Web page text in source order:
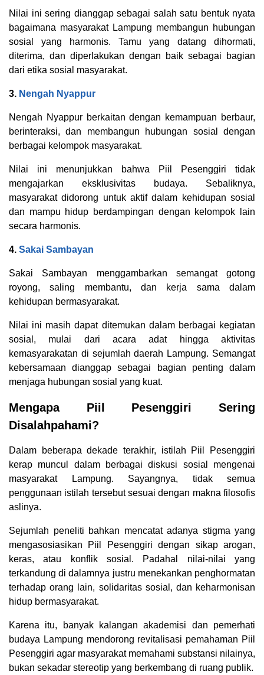
Nilai ini sering dianggap sebagai salah satu bentuk nyata
bagaimana masyarakat Lampung membangun hubungan
sosial yang harmonis. Tamu yang datang dihormati,
diterima, dan diperlakukan dengan baik sebagai bagian
dari etika sosial masyarakat.
3. Nengah Nyappur
Nengah Nyappur berkaitan dengan kemampuan berbaur,
berinteraksi, dan membangun hubungan sosial dengan
berbagai kelompok masyarakat.
Nilai ini menunjukkan bahwa Piil Pesenggiri tidak
mengajarkan eksklusivitas budaya. Sebaliknya,
masyarakat didorong untuk aktif dalam kehidupan sosial
dan mampu hidup berdampingan dengan kelompok lain
secara harmonis.
4. Sakai Sambayan
Sakai Sambayan menggambarkan semangat gotong
royong, saling membantu, dan kerja sama dalam
kehidupan bermasyarakat.
Nilai ini masih dapat ditemukan dalam berbagai kegiatan
sosial, mulai dari acara adat hingga aktivitas
kemasyarakatan di sejumlah daerah Lampung. Semangat
kebersamaan dianggap sebagai bagian penting dalam
menjaga hubungan sosial yang kuat.
Mengapa Piil Pesenggiri Sering
Disalahpahami?
Dalam beberapa dekade terakhir, istilah Piil Pesenggiri
kerap muncul dalam berbagai diskusi sosial mengenai
masyarakat Lampung. Sayangnya, tidak semua
penggunaan istilah tersebut sesuai dengan makna filosofis
aslinya.
Sejumlah peneliti bahkan mencatat adanya stigma yang
mengasosiasikan Piil Pesenggiri dengan sikap arogan,
keras, atau konflik sosial. Padahal nilai-nilai yang
terkandung di dalamnya justru menekankan penghormatan
terhadap orang lain, solidaritas sosial, dan keharmonisan
hidup bermasyarakat.
Karena itu, banyak kalangan akademisi dan pemerhati
budaya Lampung mendorong revitalisasi pemahaman Piil
Pesenggiri agar masyarakat memahami substansi nilainya,
bukan sekadar stereotip yang berkembang di ruang publik.